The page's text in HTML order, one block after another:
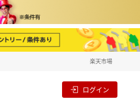
楽天市場
ログイン